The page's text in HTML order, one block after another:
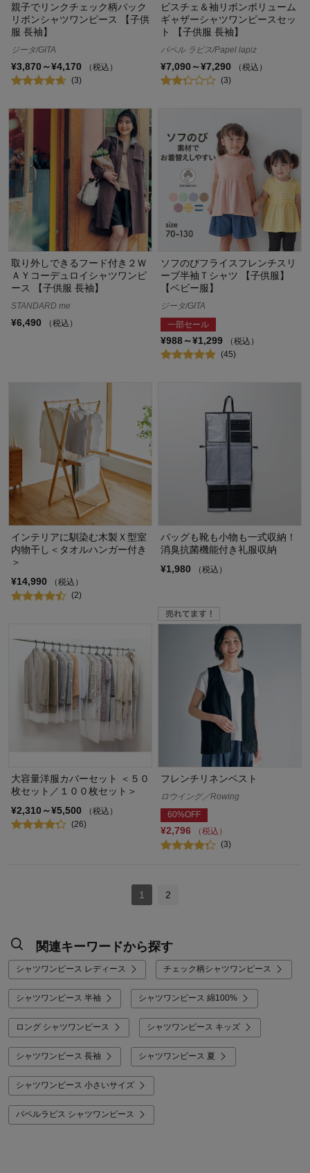
親子でリンクチェック柄バック
リボンシャツワンピース 【子供
服 長袖】
ジータ/GITA
¥3,870～¥4,170
（税込）
(3)
ビスチェ＆袖リボンボリューム
ギャザーシャツワンピースセッ
ト 【子供服 長袖】
パペル ラピス/Papel lapiz
¥7,090～¥7,290
（税込）
(3)
取り外しできるフード付き２Ｗ
ＡＹコーデュロイシャツワンピ
ース 【子供服 長袖】
STANDARD me
¥6,490 （税込）
ソフのびフライスフレンチスリ
ーブ半袖Ｔシャツ 【子供服】
【ベビー服】
ジータ/GITA
一部セール
¥988～¥1,299
（税込）
(45)
インテリアに馴染む木製Ｘ型室
内物干し＜タオルハンガー付き
＞
¥14,990
（税込）
(2)
バッグも靴も小物も一式収納！
消臭抗菌機能付き礼服収納
¥1,980
（税込）
大容量洋服カバーセット ＜５０
枚セット／１００枚セット＞
¥2,310～¥5,500
（税込）
(26)
フレンチリネンベスト
ロウイング／Rowing
60%OFF
¥2,796
（税込）
(3)
1 2
関連キーワードから探す
シャツワンピース レディース チェック柄シャツワンピース
シャツワンピース 半袖 シャツワンピース 綿100%
ロング シャツワンピース シャツワンピース キッズ
シャツワンピース 長袖 シャツワンピース 夏
シャツワンピース 小さいサイズ
パペルラピス シャツワンピース